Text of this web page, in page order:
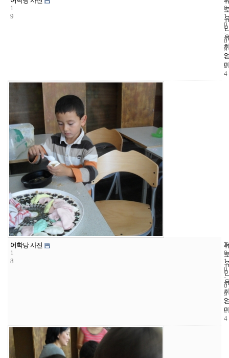
1
9
0
1
0
-
0
9
-
2
4
1
1
8
어학당 사진 2
2
0
1
0
-
0
9
-
2
4